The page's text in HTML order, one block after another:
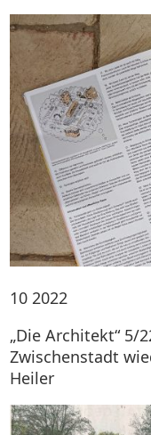
10 2022
„Die Architekt“ 5/
Zwischenstadt
Heiler